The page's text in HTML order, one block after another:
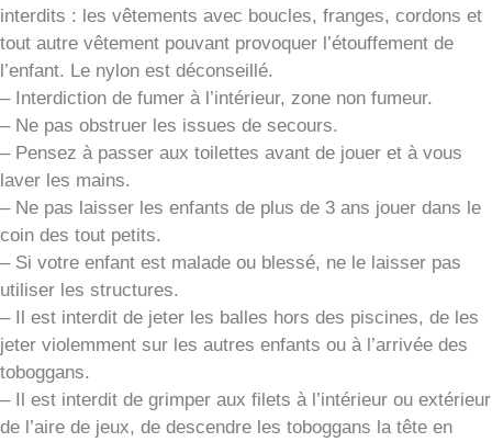
interdits : les vêtements avec boucles, franges, cordons et
tout autre vêtement pouvant provoquer l’étouffement de
l’enfant. Le nylon est déconseillé.
– Interdiction de fumer à l’intérieur, zone non fumeur.
– Ne pas obstruer les issues de secours.
– Pensez à passer aux toilettes avant de jouer et à vous
laver les mains.
– Ne pas laisser les enfants de plus de 3 ans jouer dans le
coin des tout petits.
– Si votre enfant est malade ou blessé, ne le laisser pas
utiliser les structures.
– Il est interdit de jeter les balles hors des piscines, de les
jeter violemment sur les autres enfants ou à l’arrivée des
toboggans.
– Il est interdit de grimper aux filets à l’intérieur ou extérieur
de l’aire de jeux, de descendre les toboggans la tête en